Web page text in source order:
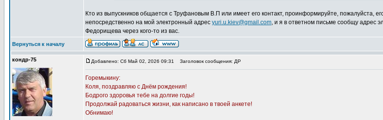
Кто из выпускников общается с Труфановым В.П или имеет его контакт, проинформируйте, пожалуйста,
непосредственно на мой электронный адрес yuri.u.kiev@gmail.com, и я в ответном письме сообщу адрес
Федорищева через кого-то из вас.
Вернуться к началу
кондр-75 Добавлено: Сб Май 02, 2026 09:31 Заголовок сообщения: ДР
Горемыкину:
Коля, поздравляю с Днём рождения!
Бодрого здоровья тебе на долгие годы!
Продолжай радоваться жизни, как написано в твоей анкете!
Обнимаю!